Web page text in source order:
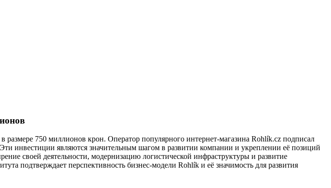
750 миллионов крон. Оператор популярного интернет-магазина Rohlík.cz подписал
инвестиции являются значительным шагом в развитии компании и укреплении её позиций
своей деятельности, модернизацию логистической инфраструктуры и развитие
подтверждает перспективность бизнес-модели Rohlík и её значимость для развития